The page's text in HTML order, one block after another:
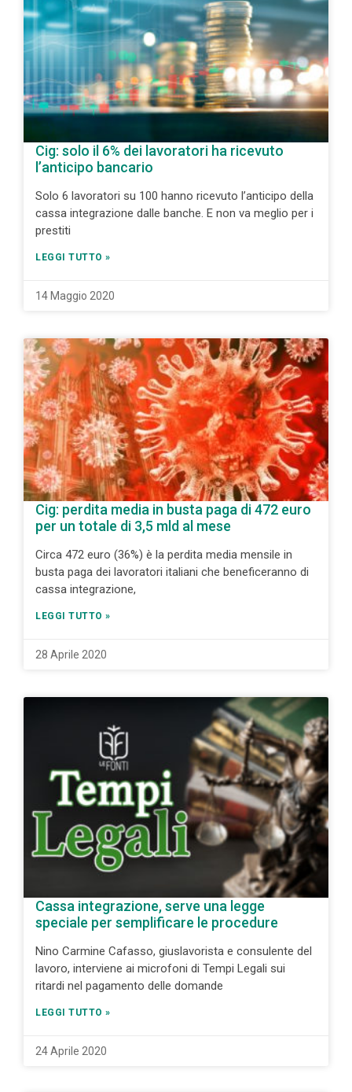
Cig: solo il 6% dei lavoratori ha ricevuto
l’anticipo bancario
Solo 6 lavoratori su 100 hanno ricevuto l’anticipo della
cassa integrazione dalle banche. E non va meglio per i
prestiti
LEGGI TUTTO »
14 Maggio 2020
Cig: perdita media in busta paga di 472 euro
per un totale di 3,5 mld al mese
Circa 472 euro (36%) è la perdita media mensile in
busta paga dei lavoratori italiani che beneficeranno di
cassa integrazione,
LEGGI TUTTO »
28 Aprile 2020
Cassa integrazione, serve una legge
speciale per semplificare le procedure
Nino Carmine Cafasso, giuslavorista e consulente del
lavoro, interviene ai microfoni di Tempi Legali sui
ritardi nel pagamento delle domande
LEGGI TUTTO »
24 Aprile 2020